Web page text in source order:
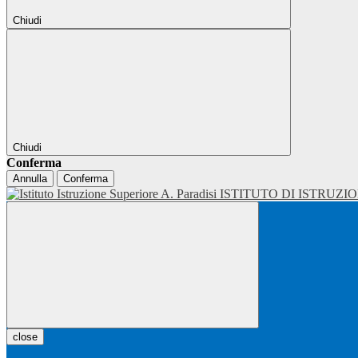
Chiudi
Chiudi
Conferma
Annulla Conferma
ISTITUTO DI
close